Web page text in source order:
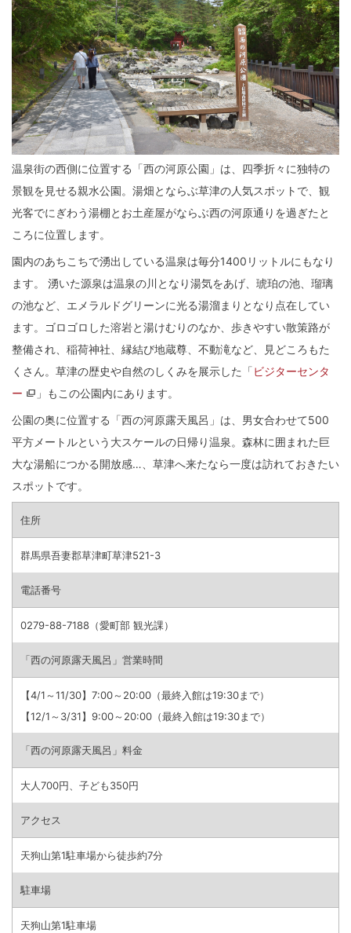
温泉街の西側に位置する「西の河原公園」は、四季折々に独特の
景観を見せる親水公園。湯畑とならぶ草津の人気スポットで、観
光客でにぎわう湯棚とお土産屋がならぶ西の河原通りを過ぎたと
ころに位置します。
園内のあちこちで湧出している温泉は毎分1400リットルにもなり
ます。 湧いた源泉は温泉の川となり湯気をあげ、琥珀の池、瑠璃
の池など、エメラルドグリーンに光る湯溜まりとなり点在してい
ます。ゴロゴロした溶岩と湯けむりのなか、歩きやすい散策路が
整備され、稲荷神社、縁結び地蔵尊、不動滝など、見どころもた
くさん。草津の歴史や自然のしくみを展示した「ビジターセンタ
ー
」もこの公園内にあります。
公園の奥に位置する「西の河原露天風呂」は、男女合わせて500
平方メートルという大スケールの日帰り温泉。森林に囲まれた巨
大な湯船につかる開放感…、草津へ来たなら一度は訪れておきたい
スポットです。
住所
群馬県吾妻郡草津町草津521-3
電話番号
0279-88-7188（愛町部 観光課）
「西の河原露天風呂」営業時間
【4/1～11/30】7:00～20:00（最終入館は19:30まで）
【12/1～3/31】9:00～20:00（最終入館は19:30まで）
「西の河原露天風呂」料金
大人700円、子ども350円
アクセス
天狗山第1駐車場から徒歩約7分
駐車場
天狗山第1駐車場